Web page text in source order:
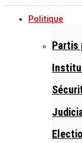
Politique
Partis